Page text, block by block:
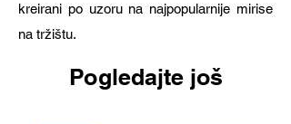
kreirani po uzoru na najpopularnije mirise
na tržištu.
Pogledajte još